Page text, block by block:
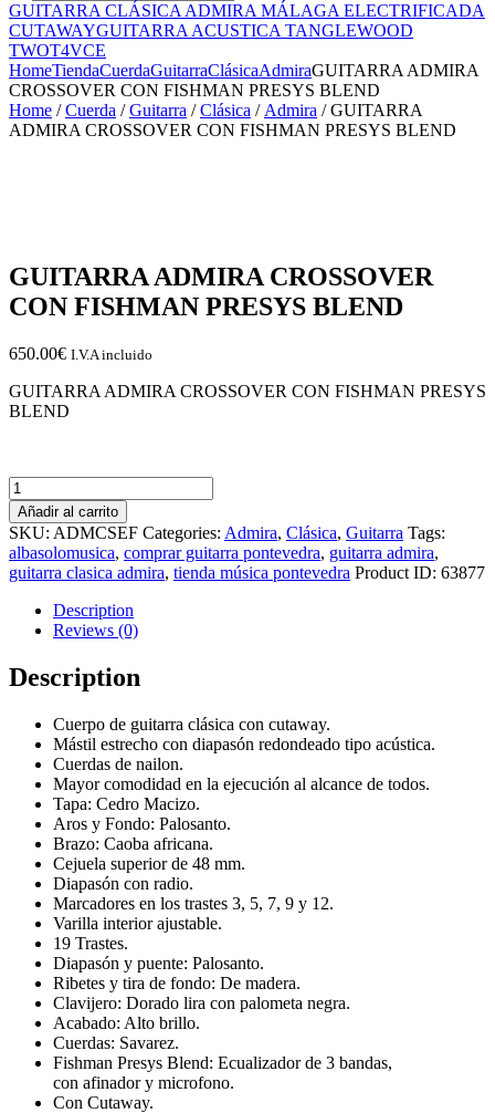
GUITARRA CLÁSICA ADMIRA MÁLAGA ELECTRIFICADA
CUTAWAYGUITARRA ACUSTICA TANGLEWOOD
TWOT4VCE
HomeTiendaCuerdaGuitarraClásicaAdmiraGUITARRA ADMIRA
CROSSOVER CON FISHMAN PRESYS BLEND
Home /Cuerda /Guitarra /Clásica / Admira / GUITARRA
ADMIRA CROSSOVER CON FISHMAN PRESYS BLEND
GUITARRA ADMIRA CROSSOVER
CON FISHMAN PRESYS BLEND
650.00€ I.V.A incluido
GUITARRA ADMIRA CROSSOVER CON FISHMAN PRESYS
BLEND
GUITARRA
ADMIRA
CROSSOVER
CON
FISHMAN
PRESYS
BLEND
quantity
Añadir al carrito
SKU: ADMCSEF Categories: Admira, Clásica, Guitarra Tags:
albasolomusica, comprar guitarra pontevedra, guitarra admira,
guitarra clasica admira, tienda música pontevedra Product ID: 63877
Description
Reviews (0)
Description
Cuerpo de guitarra clásica con cutaway.
Mástil estrecho con diapasón redondeado tipo acústica.
Cuerdas de nailon.
Mayor comodidad en la ejecución al alcance de todos.
Tapa: Cedro Macizo.
Aros y Fondo: Palosanto.
Brazo: Caoba africana.
Cejuela superior de 48 mm.
Diapasón con radio.
Marcadores en los trastes 3, 5, 7, 9 y 12.
Varilla interior ajustable.
19 Trastes.
Diapasón y puente: Palosanto.
Ribetes y tira de fondo: De madera.
Clavijero: Dorado lira con palometa negra.
Acabado: Alto brillo.
Cuerdas: Savarez.
Fishman Presys Blend: Ecualizador de 3 bandas,
con afinador y microfono.
Con Cutaway.